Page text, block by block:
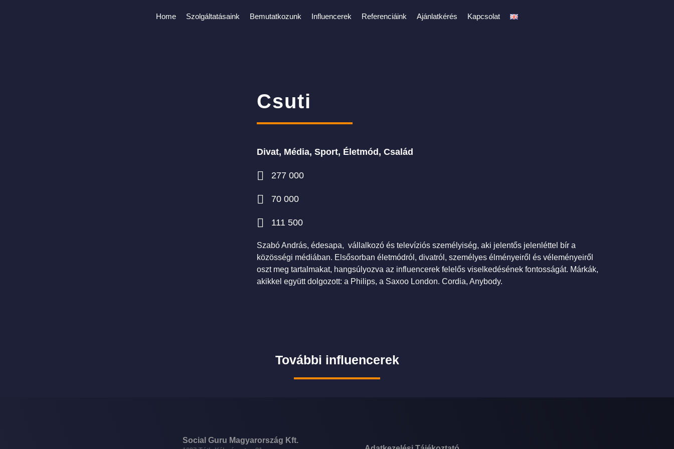
Home Szolgáltatásaink Bemutatkozunk Influencerek Referenciáink Ajánlatkérés Kapcsolat
Csuti
Divat, Média, Sport, Életmód, Család
277 000
70 000
111 500
Szabó András, édesapa, vállalkozó és televíziós személyiség, aki jelentős jelenléttel bír a
közösségi médiában. Elsősorban életmódról, divatról, személyes élményeiről és véleményeiről
oszt meg tartalmakat, hangsúlyozva az influencerek felelős viselkedésének fontosságát. Márkák,
akikkel együtt dolgozott: a Philips, a Saxoo London. Cordia, Anybody.
További influencerek
Social Guru Magyarország Kft.